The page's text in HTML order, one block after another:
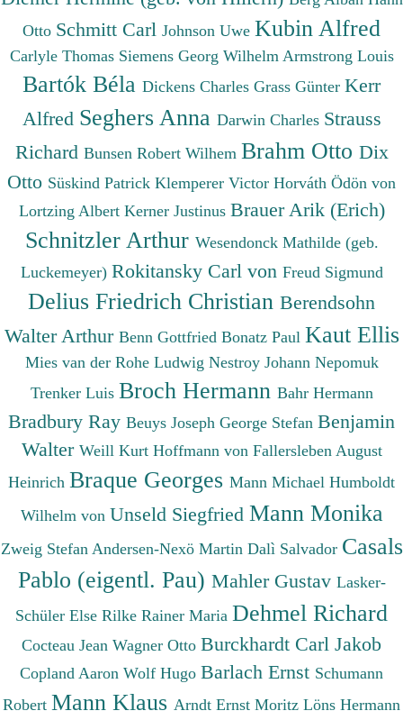
Otto Schmitt Carl Johnson Uwe Kubin Alfred
Carlyle Thomas Siemens Georg Wilhelm Armstrong Louis
Bartók Béla Dickens Charles Grass Günter Kerr
Alfred Seghers Anna Darwin Charles Strauss
Richard Bunsen Robert Wilhem Brahm Otto Dix
Otto Süskind Patrick Klemperer Victor Horváth Ödön von
Lortzing Albert Kerner Justinus Brauer Arik (Erich)
Schnitzler Arthur Wesendonck Mathilde (geb.
Luckemeyer) Rokitansky Carl von Freud Sigmund
Delius Friedrich Christian Berendsohn
Walter Arthur Benn Gottfried Bonatz Paul Kaut Ellis
Mies van der Rohe Ludwig Nestroy Johann Nepomuk
Trenker Luis Broch Hermann Bahr Hermann
Bradbury Ray Beuys Joseph George Stefan Benjamin
Walter Weill Kurt Hoffmann von Fallersleben August
Heinrich Braque Georges Mann Michael Humboldt
Wilhelm von Unseld Siegfried Mann Monika
Zweig Stefan Andersen-Nexö Martin Dalì Salvador Casals
Pablo (eigentl. Pau) Mahler Gustav Lasker-
Schüler Else Rilke Rainer Maria Dehmel Richard
Cocteau Jean Wagner Otto Burckhardt Carl Jakob
Copland Aaron Wolf Hugo Barlach Ernst Schumann
Robert Mann Klaus Arndt Ernst Moritz Löns Hermann